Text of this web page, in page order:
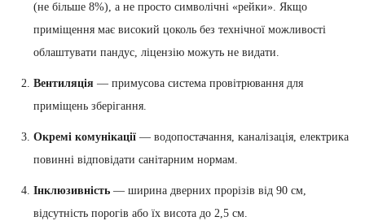
(не більше 8%), а не просто символічні «рейки». Якщо
приміщення має високий цоколь без технічної можливості
облаштувати пандус, ліцензію можуть не видати.
Вентиляція — примусова система провітрювання для
приміщень зберігання.
Окремі комунікації — водопостачання, каналізація, електрика
повинні відповідати санітарним нормам.
Інклюзивність — ширина дверних прорізів від 90 см,
відсутність порогів або їх висота до 2,5 см.